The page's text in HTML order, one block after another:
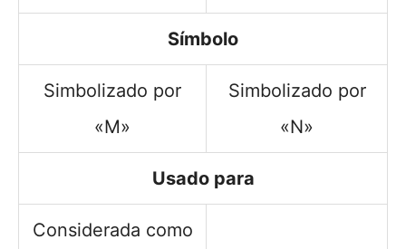
Símbolo
Simbolizado por
«M»
Simbolizado por
«N»
Usado para
Considerada como